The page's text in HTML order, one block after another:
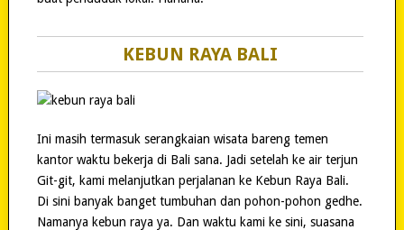
KEBUN RAYA BALI
Ini masih termasuk serangkaian wisata bareng temen
kantor waktu bekerja di Bali sana. Jadi setelah ke air terjun
Git-git, kami melanjutkan perjalanan ke Kebun Raya Bali.
Di sini banyak banget tumbuhan dan pohon-pohon gedhe.
Namanya kebun raya ya. Dan waktu kami ke sini, suasana